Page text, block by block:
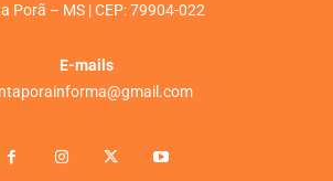
Porã – MS | CEP: 79904-022
E-mails